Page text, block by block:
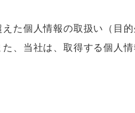
た個人情報の取扱い（目
、当社は、取得する個人